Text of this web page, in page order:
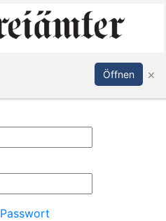
Abonnieren Anmelden
Passwort
Öffnen ×